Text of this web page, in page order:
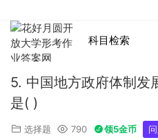
科目检索
5. 中国地方政府体制发
是( )
选择题 790 领5金币